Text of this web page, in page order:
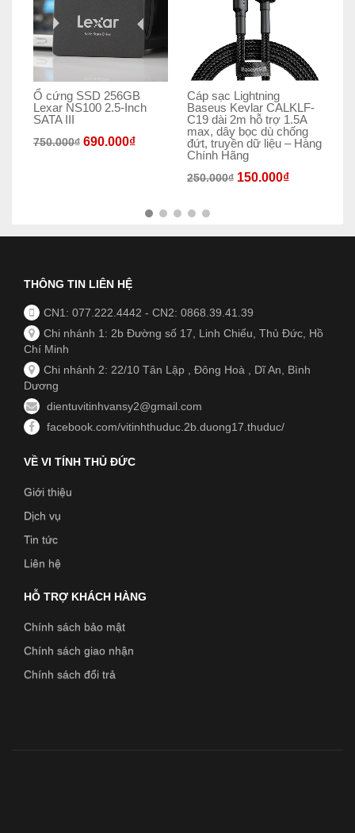
Ổ cứng SSD 256GB
Lexar NS100 2.5-Inch
SATA III
750.000₫ 690.000₫
Cáp sạc Lightning
Baseus Kevlar CALKLF-
C19 dài 2m hỗ trợ 1.5A
max, dây bọc dù chống
đứt, truyền dữ liệu – Hàng
Chính Hãng
250.000₫ 150.000₫
THÔNG TIN LIÊN HỆ
CN1: 077.222.4442 - CN2: 0868.39.41.39
Chi nhánh 1: 2b Đường số 17, Linh Chiểu, Thủ Đức, Hồ
Chí Minh
Chi nhánh 2: 22/10 Tân Lập , Đông Hoà , Dĩ An, Bình
Dương
dientuvitinhvansy2@gmail.com
facebook.com/vitinhthuduc.2b.duong17.thuduc/
VỀ VI TÍNH THỦ ĐỨC
Giới thiệu
Dịch vụ
Tin tức
Liên hệ
HỖ TRỢ KHÁCH HÀNG
Chính sách bảo mật
Chính sách giao nhận
Chính sách đổi trả